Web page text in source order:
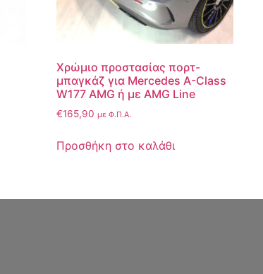
Χρώμιο προστασίας πορτ-
μπαγκάζ για Mercedes A-Class
W177 AMG ή με AMG Line
€165,90 με Φ.Π.Α.
Προσθήκη στο καλάθι